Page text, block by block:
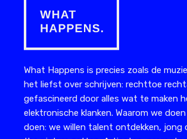
What Happens is precies zoals de
het liefst over schrijven: rechttoe
gefascineerd door alles wat te maken
elektronische klanken. Waarom we
doen: we willen talent ontdekken, jong